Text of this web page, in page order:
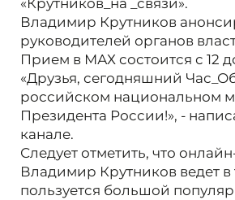
«Крутников_на _связи».
Владимир Крутников
руководителей органов
Прием в МАХ состоится с 12
«Друзья, сегодняшний
российском национальном
Президента России!», -
канале.
Следует отметить, что
Владимир Крутников ведет в
пользуется большой